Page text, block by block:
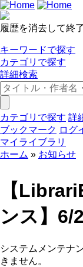
履歴を消去して終了
キーワードで探す
カテゴリで探す
詳細検索
カテゴリで探す 詳
ブックマーク ログ
マイライブラリ
ホーム
お知らせ
【
ンス】6/
システムメンテナ
きません。